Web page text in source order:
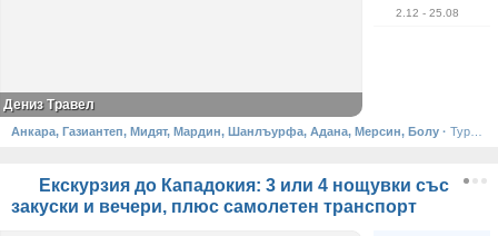
2.12 - 25.08
Дениз Травел
Анкара, Газиантеп, Мидят, Мардин, Шанлъурфа, Адана, Мерсин, Болу · Турция
Екскурзия до Кападокия: 3 или 4 нощувки със
закуски и вечери, плюс самолетен транспорт